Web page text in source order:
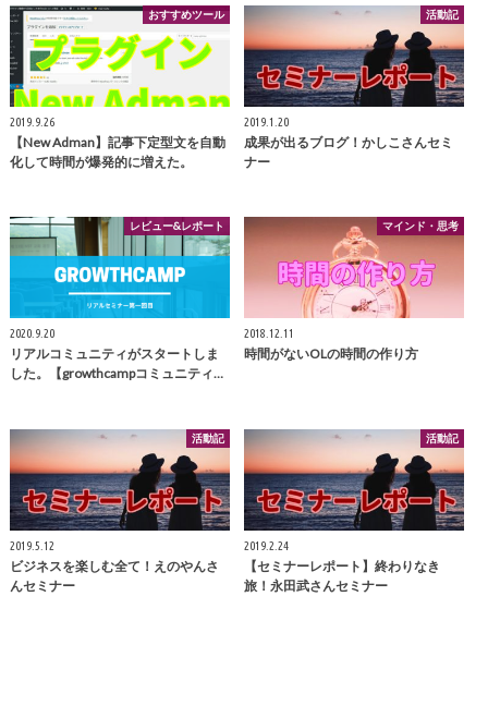
おすすめツール
2019.9.26
【New Adman】記事下定型文を自動
化して時間が爆発的に増えた。
活動記
2019.1.20
成果が出るブログ！かしこさんセミ
ナー
レビュー&レポート
2020.9.20
リアルコミュニティがスタートしま
した。【growthcampコミュニティ…
マインド・思考
2018.12.11
時間がないOLの時間の作り方
活動記
2019.5.12
ビジネスを楽しむ全て！えのやんさ
んセミナー
活動記
2019.2.24
【セミナーレポート】終わりなき
旅！永田武さんセミナー